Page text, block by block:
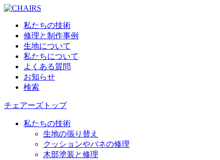
私たちの技術
修理と制作事例
生地について
私たちについて
よくある質問
お知らせ
検索
チェアーズトップ
私たちの技術
生地の張り替え
クッションやバネの修理
木部塗装と修理